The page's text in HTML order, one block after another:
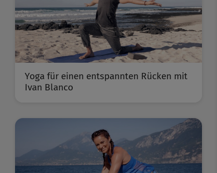
Yoga für einen entspannten Rücken mit
Ivan Blanco